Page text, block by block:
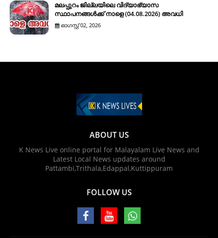
മലപ്പുറം ജില്ലയിലെ വിദ്യാഭ്യാസ
സ്ഥാപനങ്ങൾക്ക് നാളെ (04.08.2026) അവധി
ഓഗസ്റ്റ് 02, 2026
ABOUT US
K News Live online portal for Malayalam Live News and
Latest Local News updates around
Pattambi,Trithala,Edappal,Kuttippuram
FOLLOW US